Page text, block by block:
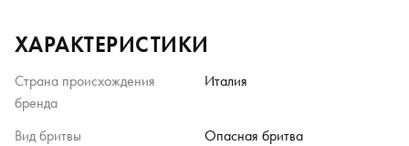
ХАРАКТЕРИСТИКИ
Страна происхождения
бренда
Италия
Вид бритвы Опасная бритва